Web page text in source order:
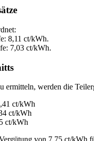
8,11 ct/kWh.
7,03 ct/kWh.
werden die
ct/kWh
ct/kWh
ct/kWh